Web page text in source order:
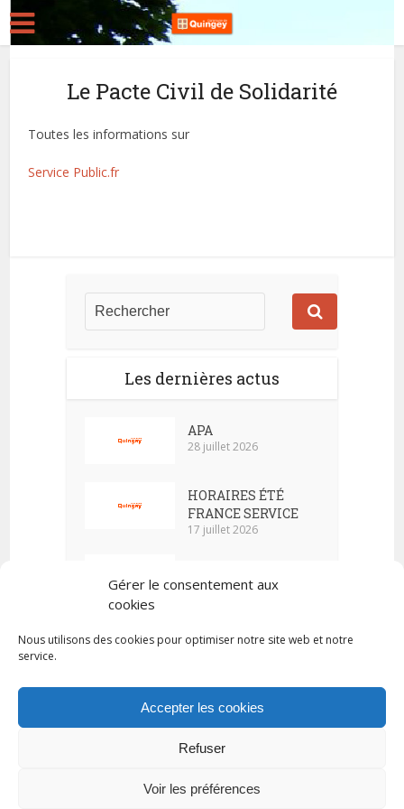
Gérer le consentement aux
cookies
Nous utilisons des cookies pour optimiser notre site web et notre
service.
Accepter les cookies
Refuser
Voir les préférences
Le Pacte Civil de Solidarité
Toutes les informations sur
Service Public.fr
Les dernières actus
APA
28 juillet 2026
HORAIRES ÉTÉ
FRANCE SERVICE
17 juillet 2026
MÉTÉOROLOGIQUE
conseil municipal
Tous droits réservés © 2023 Commune de Quingey / Création -